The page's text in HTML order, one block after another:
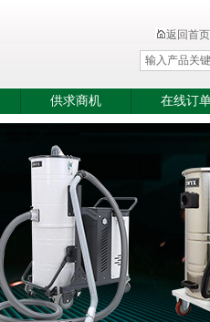
返回首页
供求商机 在线订